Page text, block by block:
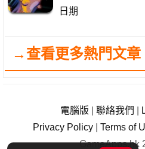
日期
→查看更多熱門文章
電腦版 聯絡我們
Privacy Policy
Terms of
GameApps.hk